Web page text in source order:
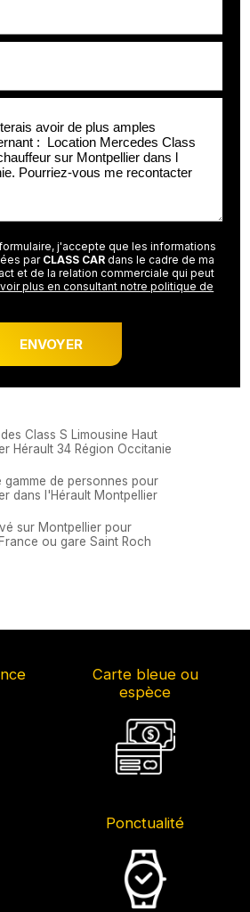
j'accepte que les informations
par CLASS CAR dans le cadre de ma
et de la relation commerciale qui peut
plus en consultant notre politique de
Class S Limousine Haut
Hérault 34 Région Occitanie
de personnes pour
dans l'Hérault Montpellier
sur Montpellier pour
ou gare Saint Roch
Carte bleue ou
espèce
Ponctualité